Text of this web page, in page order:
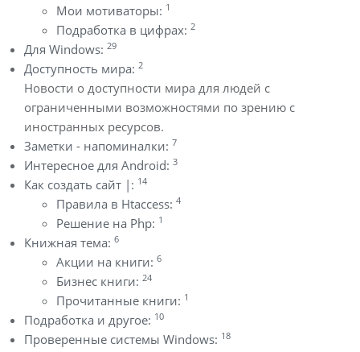
Мои мотиваторы: 1
Подработка в цифрах: 2
Для Windows: 29
Доступность мира: 2
Новости о доступности мира для людей с
ограниченными возможностями по зрению с
иностранных ресурсов.
Заметки - напоминалки: 7
Интересное для Android: 3
Как создать сайт |: 14
Правила в Htaccess: 4
Решение на Php: 1
Книжная тема: 6
Акции на книги: 6
Бизнес книги: 24
Прочитанные книги: 1
Подработка и другое: 10
Проверенные системы Windows: 18